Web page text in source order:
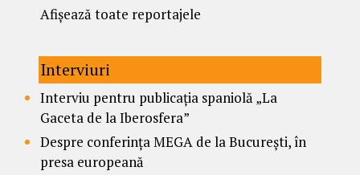
Afișează toate reportajele
Interviuri
Interviu pentru publicația spaniolă „La
Gaceta de la Iberosfera”
Despre conferința MEGA de la București, în
presa europeană